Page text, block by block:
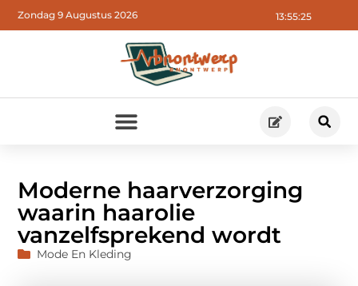
13:55:26
Zondag 9 Augustus 2026
Moderne haarverzorging
waarin haarolie
vanzelfsprekend wordt
Mode En Kleding